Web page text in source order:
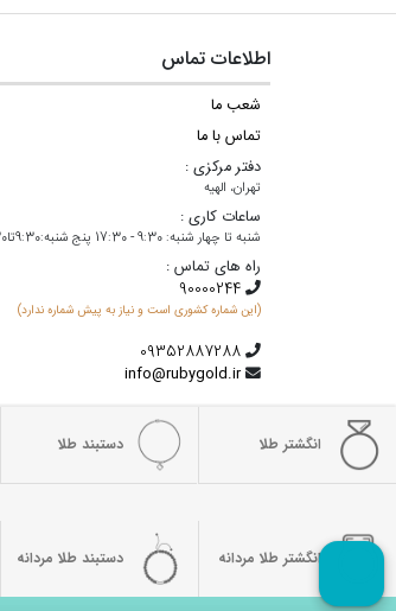
اطلاعات تماس
شعب ما
تماس با ما
دفتر مرکزی :
تهران، الهیه
ساعات کاری :
شنبه تا چهار شنبه: 9:30 - 17:30 پنج شنبه:9:30تا13:30
راه های تماس :
(این شماره کشوری است و نیاز به پیش شماره ندارد)
info@rubygold.ir
انگشتر طلا دستبند طلا
انگشتر طلا مردانه دستبند طلا مردانه